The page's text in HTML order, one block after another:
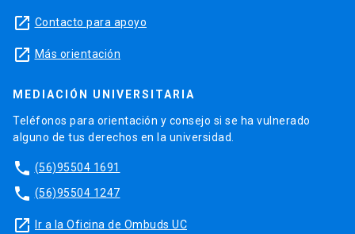
launch Contacto para apoyo
launch Más orientación
MEDIACIÓN UNIVERSITARIA
Teléfonos para orientación y consejo si se ha vulnerado
alguno de tus derechos en la universidad.
phone (56)95504 1691
phone (56)95504 1247
launch Ir a la Oficina de Ombuds UC